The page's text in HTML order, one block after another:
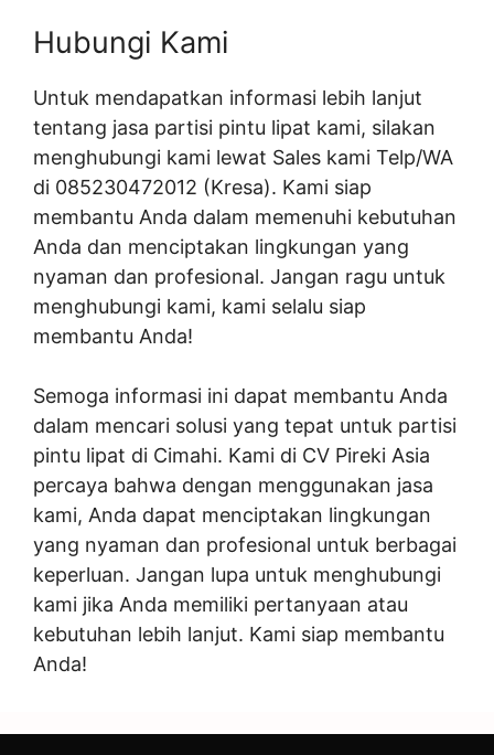
Hubungi Kami
Untuk mendapatkan informasi lebih lanjut
tentang jasa partisi pintu lipat kami, silakan
menghubungi kami lewat Sales kami Telp/WA
di 085230472012 (Kresa). Kami siap
membantu Anda dalam memenuhi kebutuhan
Anda dan menciptakan lingkungan yang
nyaman dan profesional. Jangan ragu untuk
menghubungi kami, kami selalu siap
membantu Anda!
Semoga informasi ini dapat membantu Anda
dalam mencari solusi yang tepat untuk partisi
pintu lipat di Cimahi. Kami di CV Pireki Asia
percaya bahwa dengan menggunakan jasa
kami, Anda dapat menciptakan lingkungan
yang nyaman dan profesional untuk berbagai
keperluan. Jangan lupa untuk menghubungi
kami jika Anda memiliki pertanyaan atau
kebutuhan lebih lanjut. Kami siap membantu
Anda!